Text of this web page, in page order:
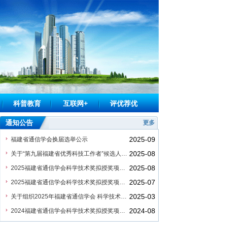
科普教育 互联网+ 评优荐优
通知公告 更多
福建省通信学会换届选举公示 2025-09
关于“第九届福建省优秀科技工作者”候选人提名公示 2025-08
2025福建省通信学会科学技术奖拟授奖项目公示（公示已结束） 2025-08
2025福建省通信学会科学技术奖拟授奖项目公示 2025-07
关于组织2025年福建省通信学会 科学技术奖申报工作的通知 2025-03
2024福建省通信学会科学技术奖拟授奖项目公示（公示已结束） 2024-08